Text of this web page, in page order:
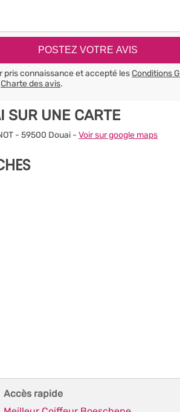
pris connaissance et accepté lesConditions
Charte des avis.
SUR UNE CARTE
- 59500 Douai - Voir sur google maps
Accès rapide